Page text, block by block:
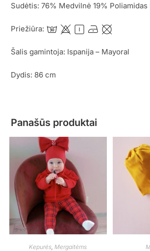
Sudėtis: 76% Medvilnė 19% Poliamidas
Priežiūra:
Šalis gamintoja: Ispanija – Mayoral
Dydis: 86 cm
Panašūs produktai
Kepurės,Mergaitėms